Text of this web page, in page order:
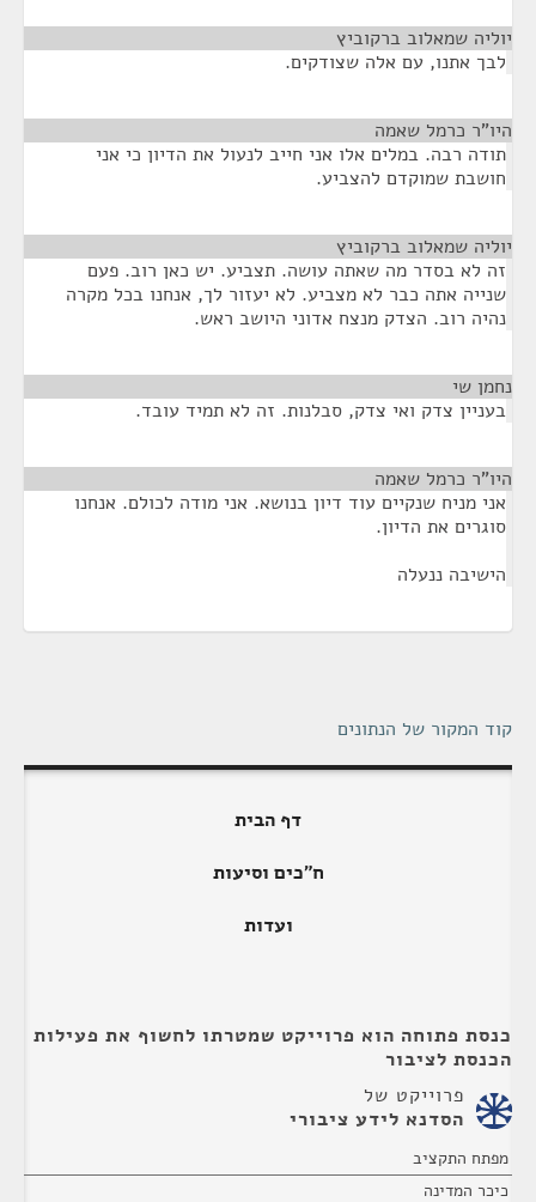
יוליה שמאלוב ברקוביץ
לבך אתנו, עם אלה שצודקים.
היו"ר כרמל שאמה
תודה רבה. במלים אלו אני חייב לנעול את הדיון כי אני
חושבת שמוקדם להצביע.
יוליה שמאלוב ברקוביץ
זה לא בסדר מה שאתה עושה. תצביע. יש כאן רוב. פעם
שנייה אתה כבר לא מצביע. לא יעזור לך, אנחנו בכל מקרה
נהיה רוב. הצדק מנצח אדוני היושב ראש.
נחמן שי
בעניין צדק ואי צדק, סבלנות. זה לא תמיד עובד.
היו"ר כרמל שאמה
אני מניח שנקיים עוד דיון בנושא. אני מודה לכולם. אנחנו
סוגרים את הדיון.
הישיבה ננעלה
קוד המקור של הנתונים
דף הבית
ח"כים וסיעות
ועדות
כנסת פתוחה הוא פרוייקט שמטרתו לחשוף את פעילות
הכנסת לציבור
פרוייקט של
הסדנא לידע ציבורי
מפתח התקציב
כיכר המדינה